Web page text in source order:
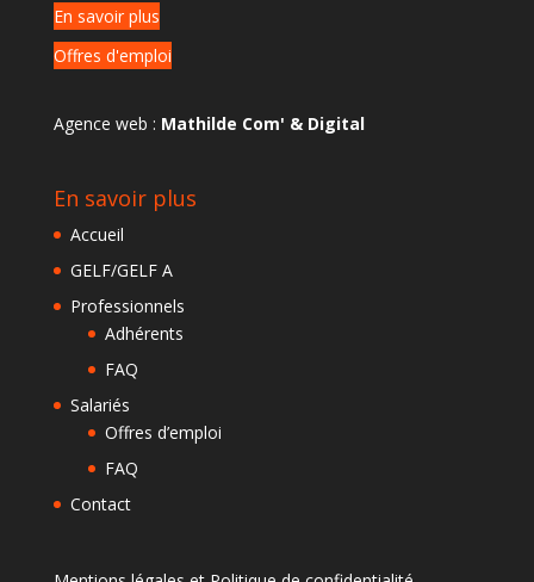
En savoir plus
Offres d'emploi
Agence web : Mathilde Com' & Digital
En savoir plus
Accueil
GELF/GELF A
Professionnels
Adhérents
FAQ
Salariés
Offres d’emploi
FAQ
Contact